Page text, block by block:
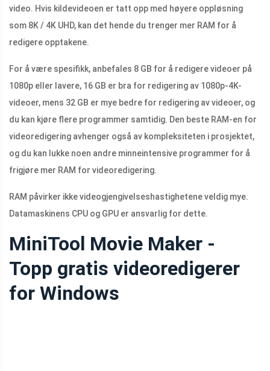
video. Hvis kildevideoen er tatt opp med høyere oppløsning
som 8K / 4K UHD, kan det hende du trenger mer RAM for å
redigere opptakene.
For å være spesifikk, anbefales 8 GB for å redigere videoer på
1080p eller lavere, 16 GB er bra for redigering av 1080p-4K-
videoer, mens 32 GB er mye bedre for redigering av videoer, og
du kan kjøre flere programmer samtidig. Den beste RAM-en for
videoredigering avhenger også av kompleksiteten i prosjektet,
og du kan lukke noen andre minneintensive programmer for å
frigjøre mer RAM for videoredigering.
RAM påvirker ikke videogjengivelseshastighetene veldig mye.
Datamaskinens CPU og GPU er ansvarlig for dette.
MiniTool Movie Maker -
Topp gratis videoredigerer
for Windows